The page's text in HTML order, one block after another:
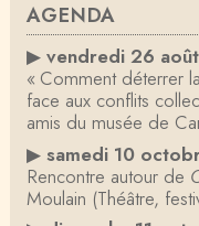
AGENDA
▶ vendredi 26
« Comment déterrer
face aux conflits
amis du musée de
▶ samedi 10
Rencontre autour de
Moulain (Théâtre,